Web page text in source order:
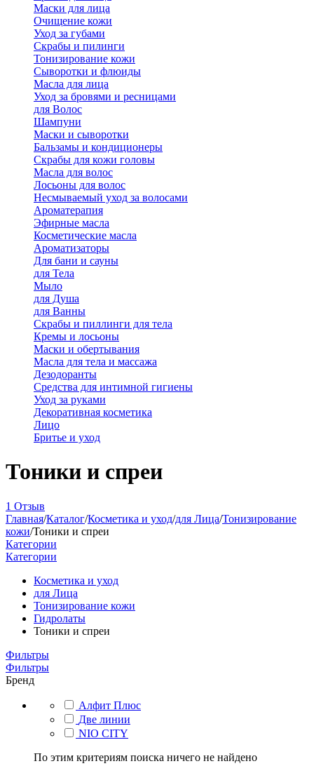
Маски для лица
Очищение кожи
Уход за губами
Скрабы и пилинги
Тонизирование кожи
Сыворотки и флюиды
Масла для лица
Уход за бровями и ресницами
для Волос
Шампуни
Маски и сыворотки
Бальзамы и кондиционеры
Скрабы для кожи головы
Масла для волос
Лосьоны для волос
Несмываемый уход за волосами
Ароматерапия
Эфирные масла
Косметические масла
Ароматизаторы
Для бани и сауны
для Тела
Мыло
для Душа
для Ванны
Скрабы и пиллинги для тела
Кремы и лосьоны
Маски и обертывания
Масла для тела и массажа
Дезодоранты
Средства для интимной гигиены
Уход за руками
Декоративная косметика
Лицо
Бритье и уход
Тоники и спреи
1 Отзыв
Главная/Каталог/Косметика и уход/для Лица/Тонизирование
кожи/Тоники и спреи
Категории
Категории
Косметика и уход
для Лица
Тонизирование кожи
Гидролаты
Тоники и спреи
Фильтры
Фильтры
Бренд
Алфит Плюс
Две линии
NIO CITY
По этим критериям поиска ничего не найдено